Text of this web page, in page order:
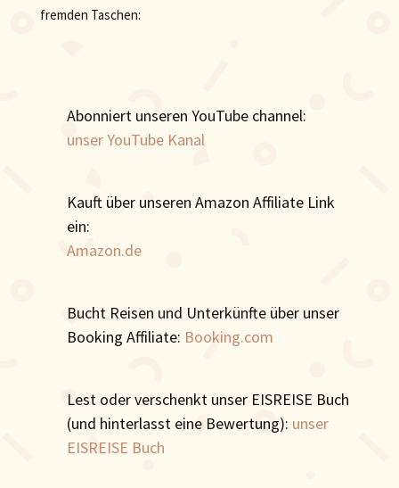
fremden Taschen:
Abonniert unseren YouTube channel:
unser YouTube Kanal
Kauft über unseren Amazon Affiliate Link
ein:
Amazon.de
Bucht Reisen und Unterkünfte über unser
Booking Affiliate: Booking.com
Lest oder verschenkt unser EISREISE Buch
(und hinterlasst eine Bewertung): unser
EISREISE Buch